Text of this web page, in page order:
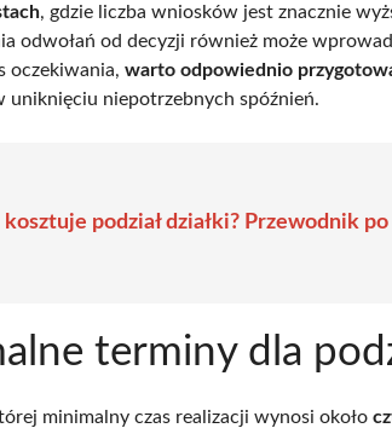
, gdzie liczba wniosków jest znacznie
odwołań od decyzji również może
oczekiwania, warto odpowiednio
uniknięciu niepotrzebnych spóźnień.
kosztuje podział działki? Przewodnik
terminy dla
minimalny czas realizacji wynosi około